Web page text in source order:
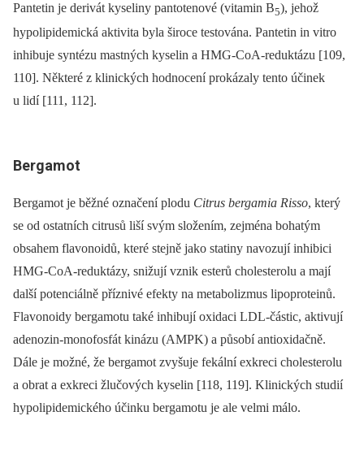
Pantetin je derivát kyseliny pantotenové (vitamin B5), jehož
hypolipidemická aktivita byla široce testována. Pantetin in vitro
inhibuje syntézu mastných kyselin a HMG-CoA-reduktázu [109,
110]. Některé z klinických hodnocení prokázaly tento účinek
u lidí [111, 112].
Bergamot
Bergamot je běžné označení plodu Citrus bergamia Risso, který
se od ostatních citrusů liší svým složením, zejména bohatým
obsahem flavonoidů, které stejně jako statiny navozují inhibici
HMG-CoA-reduktázy, snižují vznik esterů cholesterolu a mají
další potenciálně příznivé efekty na metabolizmus lipoproteinů.
Flavonoidy bergamotu také inhibují oxidaci LDL-částic, aktivují
adenozin-monofosfát kinázu (AMPK) a působí anti­oxidačně.
Dále je možné, že bergamot zvyšuje fekální exkreci cholesterolu
a obrat a exkreci žlučových kyselin [118, 119]. Klinických studií
hypolipidemického účinku bergamotu je ale velmi málo.